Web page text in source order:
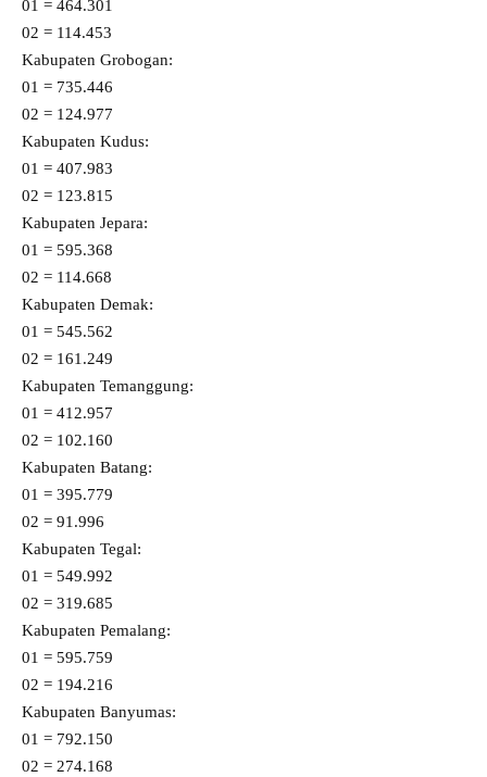
01 = 464.301
02 = 114.453
Kabupaten Grobogan:
01 = 735.446
02 = 124.977
Kabupaten Kudus:
01 = 407.983
02 = 123.815
Kabupaten Jepara:
01 = 595.368
02 = 114.668
Kabupaten Demak:
01 = 545.562
02 = 161.249
Kabupaten Temanggung:
01 = 412.957
02 = 102.160
Kabupaten Batang:
01 = 395.779
02 = 91.996
Kabupaten Tegal:
01 = 549.992
02 = 319.685
Kabupaten Pemalang:
01 = 595.759
02 = 194.216
Kabupaten Banyumas:
01 = 792.150
02 = 274.168